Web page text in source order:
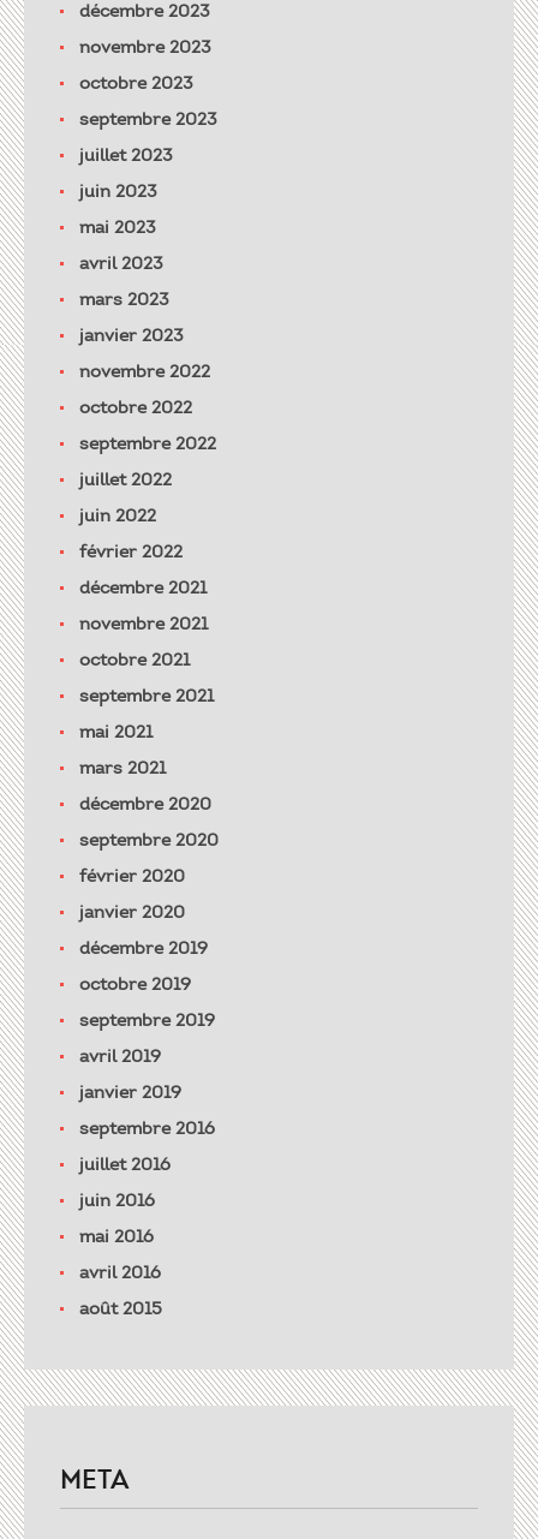
décembre 2023
novembre 2023
octobre 2023
septembre 2023
juillet 2023
juin 2023
mai 2023
avril 2023
mars 2023
janvier 2023
novembre 2022
octobre 2022
septembre 2022
juillet 2022
juin 2022
février 2022
décembre 2021
novembre 2021
octobre 2021
septembre 2021
mai 2021
mars 2021
décembre 2020
septembre 2020
février 2020
janvier 2020
décembre 2019
octobre 2019
septembre 2019
avril 2019
janvier 2019
septembre 2016
juillet 2016
juin 2016
mai 2016
avril 2016
août 2015
META